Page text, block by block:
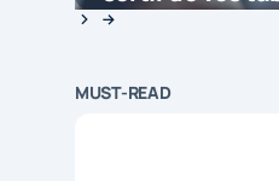
MUST-READ